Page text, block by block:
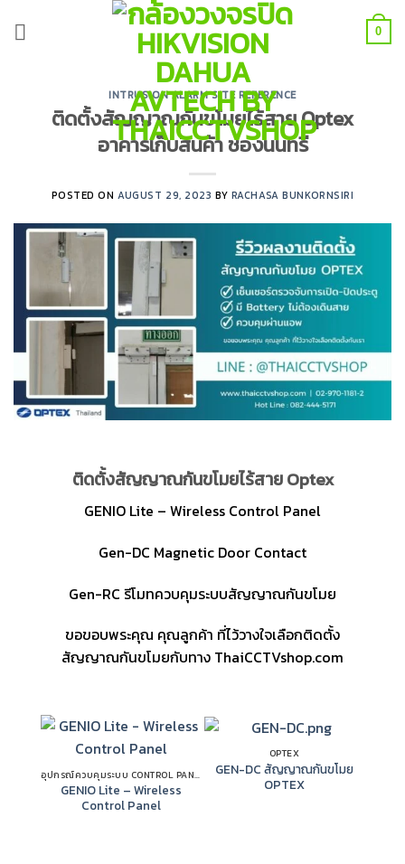
0
INTRUSION ALARM SITE REFERENCE
ติดตั้งสัญญาณกันขโมยไร้สาย Optex
อาคารเก็บสินค้า ช่องนนทรี
POSTED ONAUGUST 29, 2023 BY RACHASA BUNKORNSIRI
ติดตั้งสัญญาณกันขโมยไร้สาย Optex
GENIO Lite – Wireless Control Panel
Gen-DC Magnetic Door Contact
Gen-RC รีโมทควบคุมระบบสัญญาณกันขโมย
ขอขอบพระคุณ คุณลูกค้า ที่ไว้วางใจเลือกติดตั้ง
สัญญาณกันขโมยกับทาง ThaiCCTVshop.com
อุปกรณ์ควบคุมระบบ CONTROL PANEL OPTEX
GENIO Lite – Wireless
Control Panel
OPTEX
GEN-DC สัญญาณกันขโมย
OPTEX